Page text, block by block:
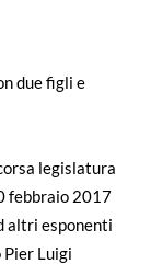
due figli e
legislatura
febbraio 2017
altri esponenti
Luigi